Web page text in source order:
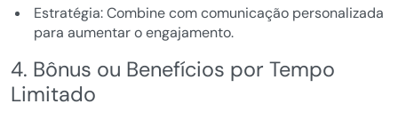
Estratégia: Combine com comunicação personalizada
para aumentar o engajamento.
4. Bônus ou Benefícios por Tempo
Limitado